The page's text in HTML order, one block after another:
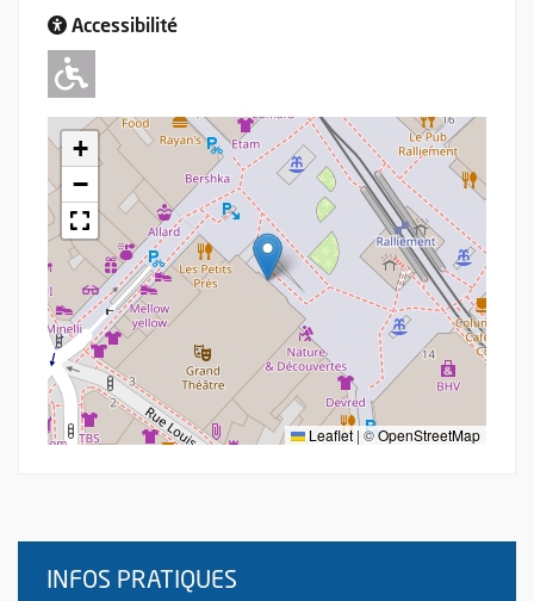
Accessibilité
Adapté pour l'handicap Moteur
+
−
Leaflet | ©OpenStreetMap
INFOS PRATIQUES